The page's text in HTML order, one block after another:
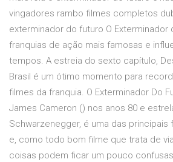
vingadores rambo filmes completos
exterminador do futuro O Exterminador
franquias de ação mais famosas e
tempos. A estreia do sexto capítulo,
Brasil é um ótimo momento para
filmes da franquia. O Exterminador Do
James Cameron () nos anos 80 e
Schwarzenegger, é uma das principais
e, como todo bom filme que trata de
coisas podem ficar um pouco